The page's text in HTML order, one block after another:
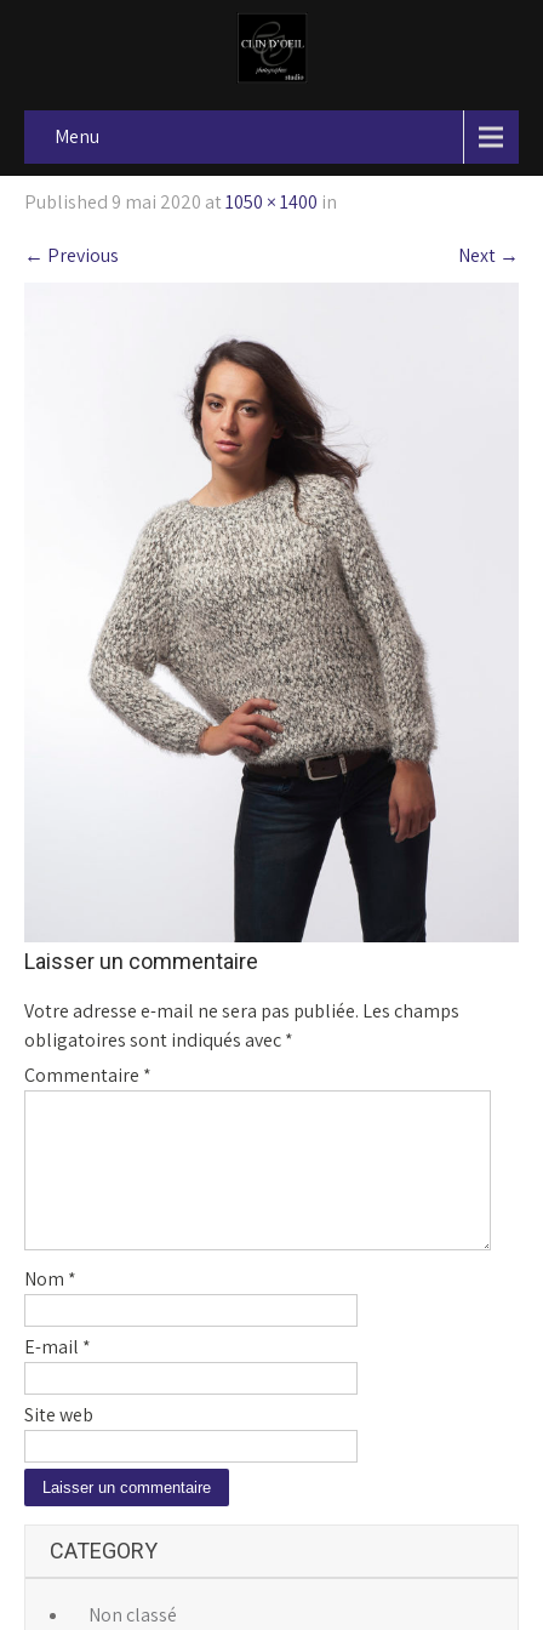
Menu
Published 9 mai 2020 at1050 × 1400 in
← Previous Next →
Laisser un commentaire
Votre adresse e-mail ne sera pas publiée. Les champs
obligatoires sont indiqués avec*
Commentaire *
Nom *
E-mail *
Site web
t
CATEGORY
Non classé